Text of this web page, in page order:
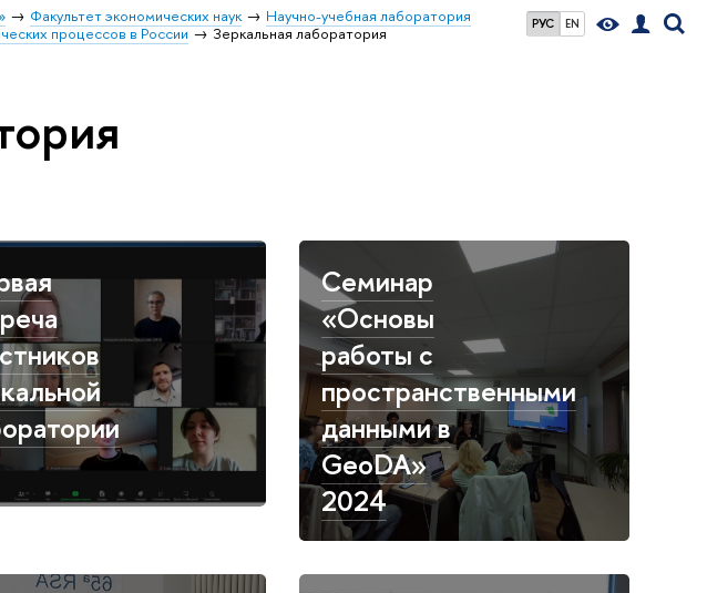
РУС EN
Факультет экономических наук
Научно-учебная лаборатория
процессов в России
Зеркальная лаборатория
Семинар
«Основы
работы с
пространственными
данными в
GeoDA»
2024